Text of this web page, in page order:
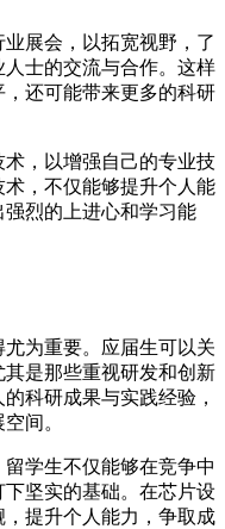
展会，以拓宽视野，了
士的交流与合作。这样
还可能带来更多的科研
，以增强自己的专业技
，不仅能够提升个人能
烈的上进心和学习能
为重要。应届生可以关
是那些重视研发和创新
科研成果与实践经验，
间。
学生不仅能够在竞争中
坚实的基础。在芯片设
提升个人能力，争取成